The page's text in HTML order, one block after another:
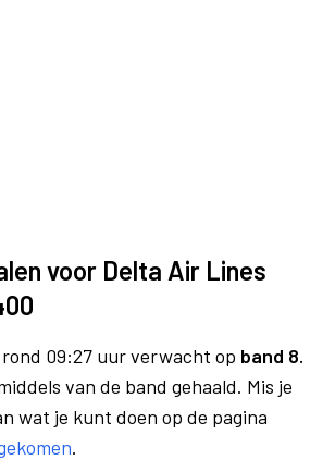
voor Delta Air Lines
rond 09:27 uur verwacht op band 8.
van de band gehaald. Mis je
wat je kunt doen op de pagina
.